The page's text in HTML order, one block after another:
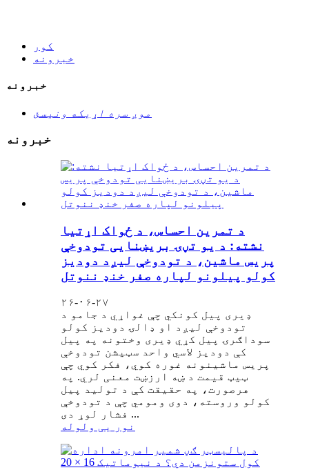
کور
خبرونه
خبرونه
موږ سره اړیکه ونیسئ
خبرونه
د تمرین احساس، د ځواک اړتیا
نشته: د یو تڼۍ بریښنایی تودوخې
پریس ماشین، د تودوخې لیږد دودیز
کولو پیلونو لپاره صفر خنډ ننوتل
۲۶-۰۶-۲۷
ډیری پیل کونکي چې غواړي د جامو د
تودوخې لیږد او ډالۍ دودیز کولو
سوداګرۍ پیل کړي ډیری وختونه په پیل
کې دودیز لاسي واحد سټیشن تودوخې
پریس ماشینونه غوره کوي، فکر کوي چې
ټیټ قیمت د ښه ارزښت معنی لري. په
هرصورت، په حقیقت کې د تولید پیل
کولو وروسته، دوی ومومي چې د تودوخې
فشار لوړ دی ...
نور یی ولوله